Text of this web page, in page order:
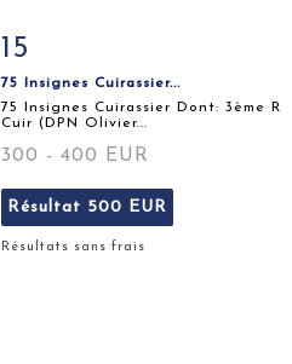
Fiche détaillée
15
75 Insignes Cuirassier...
75 Insignes Cuirassier Dont: 3ème R
Cuir (DPN Olivier...
300 - 400 EUR
Résultat 500 EUR
Résultats sans frais